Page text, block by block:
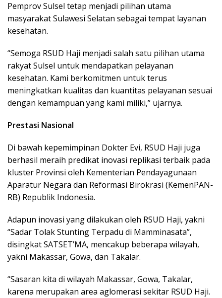
Pemprov Sulsel tetap menjadi pilihan utama
masyarakat Sulawesi Selatan sebagai tempat layanan
kesehatan.
“Semoga RSUD Haji menjadi salah satu pilihan utama
rakyat Sulsel untuk mendapatkan pelayanan
kesehatan. Kami berkomitmen untuk terus
meningkatkan kualitas dan kuantitas pelayanan sesuai
dengan kemampuan yang kami miliki,” ujarnya.
Prestasi Nasional
Di bawah kepemimpinan Dokter Evi, RSUD Haji juga
berhasil meraih predikat inovasi replikasi terbaik pada
kluster Provinsi oleh Kementerian Pendayagunaan
Aparatur Negara dan Reformasi Birokrasi (KemenPAN-
RB) Republik Indonesia.
Adapun inovasi yang dilakukan oleh RSUD Haji, yakni
“Sadar Tolak Stunting Terpadu di Mamminasata”,
disingkat SATSET’MA, mencakup beberapa wilayah,
yakni Makassar, Gowa, dan Takalar.
“Sasaran kita di wilayah Makassar, Gowa, Takalar,
karena merupakan area aglomerasi sekitar RSUD Haji.